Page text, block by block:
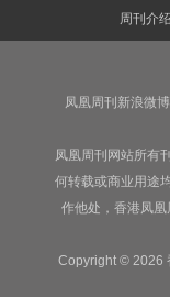
周刊介绍
凤凰周刊新浪微博
凤凰周刊网站所有
何转载或商业用途
作他处，香港凤
Copyright © 2026